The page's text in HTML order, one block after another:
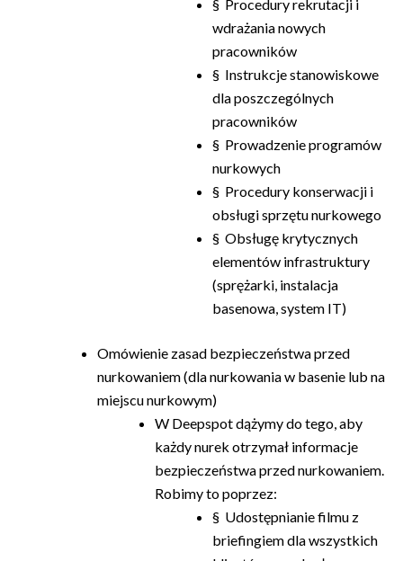
§ Procedury rekrutacji i
wdrażania nowych
pracowników
§ Instrukcje stanowiskowe
dla poszczególnych
pracowników
§ Prowadzenie programów
nurkowych
§ Procedury konserwacji i
obsługi sprzętu nurkowego
§ Obsługę krytycznych
elementów infrastruktury
(sprężarki, instalacja
basenowa, system IT)
Omówienie zasad bezpieczeństwa przed
nurkowaniem (dla nurkowania w basenie lub na
miejscu nurkowym)
W Deepspot dążymy do tego, aby
każdy nurek otrzymał informacje
bezpieczeństwa przed nurkowaniem.
Robimy to poprzez:
§ Udostępnianie filmu z
briefingiem dla wszystkich